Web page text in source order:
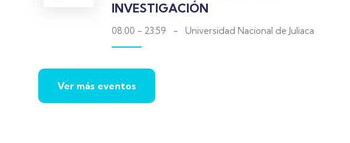
INVESTIGACIÓN
08:00 - 23:59 - Universidad Nacional de Juliaca
Ver más eventos